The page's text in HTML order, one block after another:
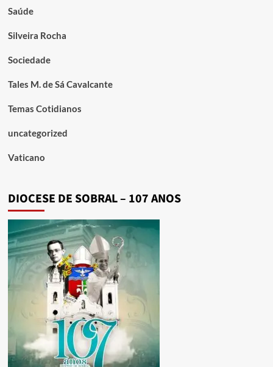
Saúde
Silveira Rocha
Sociedade
Tales M. de Sá Cavalcante
Temas Cotidianos
uncategorized
Vaticano
DIOCESE DE SOBRAL – 107 ANOS